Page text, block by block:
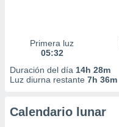
Primera luz
05:32
Duración del día 14h 28m
Luz diurna restante 7h 36m
Calendario lunar